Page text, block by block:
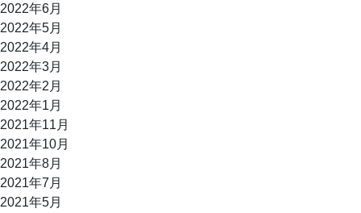
2022年6月
2022年5月
2022年4月
2022年3月
2022年2月
2022年1月
2021年11月
2021年10月
2021年8月
2021年7月
2021年5月